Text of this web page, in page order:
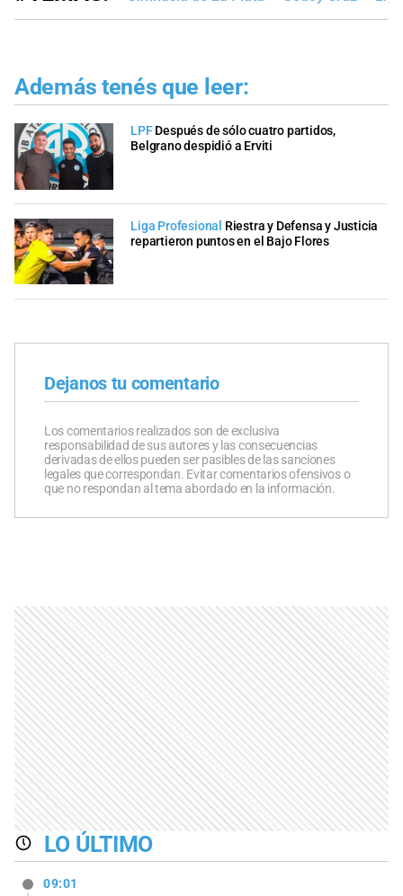
Además tenés que leer:
LPF Después de sólo cuatro partidos,
Belgrano despidió a Erviti
Liga Profesional Riestra y Defensa y Justicia
repartieron puntos en el Bajo Flores
Dejanos tu comentario
Los comentarios realizados son de exclusiva
responsabilidad de sus autores y las consecuencias
derivadas de ellos pueden ser pasibles de las sanciones
legales que correspondan. Evitar comentarios ofensivos o
que no respondan al tema abordado en la información.
LO ÚLTIMO
09:01